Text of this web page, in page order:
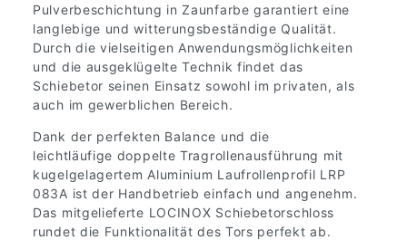
Pulverbeschichtung in Zaunfarbe garantiert eine
langlebige und witterungsbeständige Qualität.
Durch die vielseitigen Anwendungsmöglichkeiten
und die ausgeklügelte Technik findet das
Schiebetor seinen Einsatz sowohl im privaten, als
auch im gewerblichen Bereich.
Dank der perfekten Balance und die
leichtläufige doppelte Tragrollenausführung mit
kugelgelagertem Aluminium Laufrollenprofil LRP
083A ist der Handbetrieb einfach und angenehm.
Das mitgelieferte LOCINOX Schiebetorschloss
rundet die Funktionalität des Tors perfekt ab.